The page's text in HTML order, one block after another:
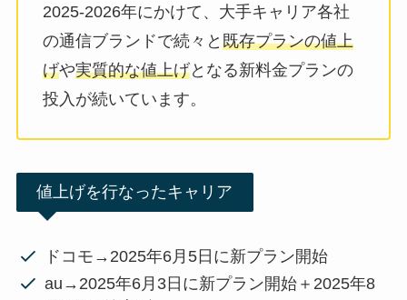
2025-2026年にかけて、大手キャリア各社
の通信ブランドで続々と 既存プランの値上
げや実質的な値上げとなる新料金プランの
投入が続いています。
値上げを行なったキャリア
ドコモ→2025年6月5日に新プラン開始
au→2025年6月3日に新プラン開始＋2025年8